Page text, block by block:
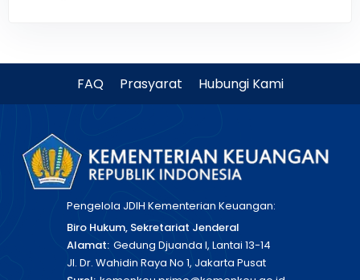
FAQ Prasyarat Hubungi Kami
Pengelola JDIH Kementerian Keuangan:
Biro Hukum, Sekretariat Jenderal
Alamat: Gedung Djuanda I, Lantai 13-14
Jl. Dr. Wahidin Raya No 1, Jakarta Pusat